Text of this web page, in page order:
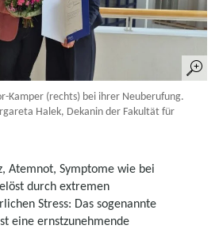
Kamper (rechts) bei ihrer Neuberufung.
Halek, Dekanin der Fakultät für
Atemnot, Symptome wie bei
durch extremen
Stress: Das sogenannte
eine ernstzunehmende